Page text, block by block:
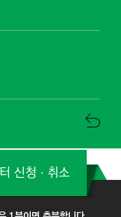
신청ㆍ취소